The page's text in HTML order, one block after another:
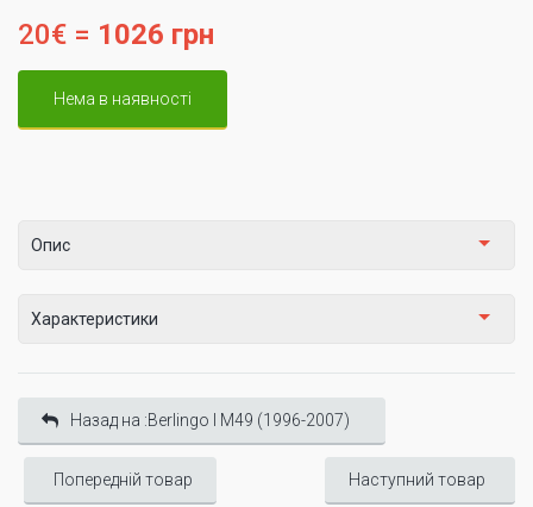
20€ = 1026 грн
Нема в наявності
Опис
Характеристики
Назад на :Berlingo I М49 (1996-2007)
Попередній товар Наступний товар